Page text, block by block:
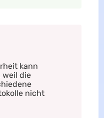
kann
weil die
nicht